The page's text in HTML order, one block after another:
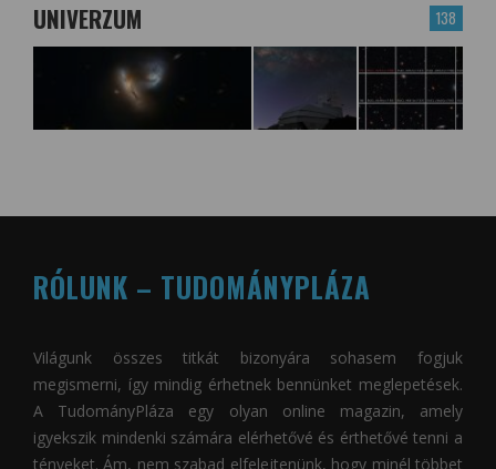
138
UNIVERZUM
RÓLUNK – TUDOMÁNYPLÁZA
Világunk összes titkát bizonyára sohasem fogjuk
megismerni, így mindig érhetnek bennünket meglepetések.
A TudományPláza egy olyan online magazin, amely
igyekszik mindenki számára elérhetővé és érthetővé tenni a
tényeket. Ám, nem szabad elfelejtenünk, hogy minél többet